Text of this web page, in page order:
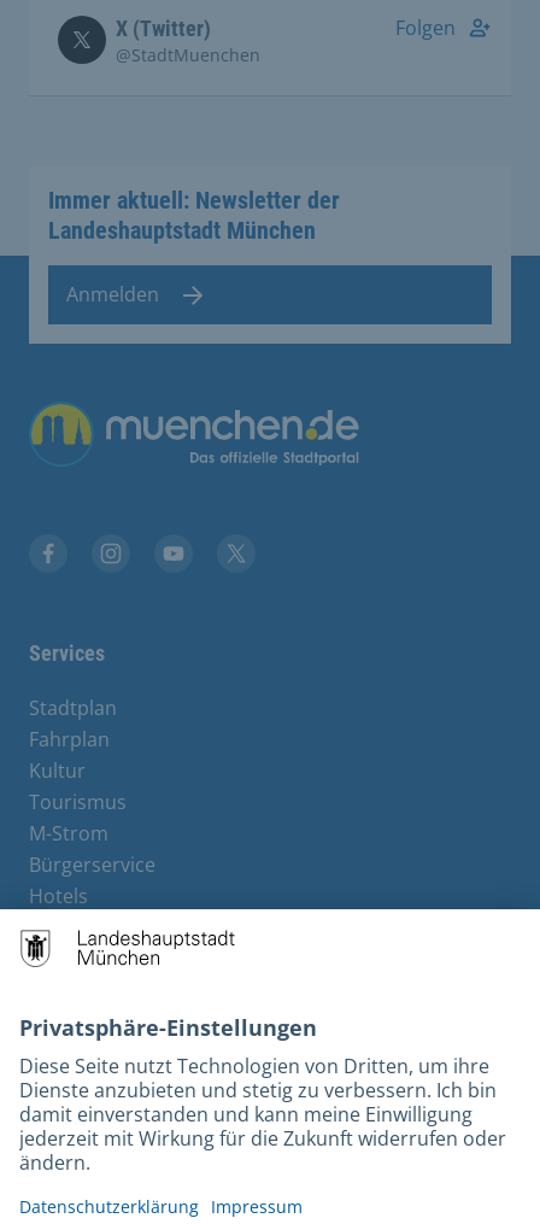
X (Twitter)
@StadtMuenchen
Folgen
Immer aktuell: Newsletter der
Landeshauptstadt München
Anmelden
Übergreifende Links
Services
Stadtplan
Fahrplan
Kultur
Tourismus
M-Strom
Bürgerservice
Hotels
Barrierefreiheit
Leichte Sprache
Gebärdensprache
Datenschutz
Kontakt